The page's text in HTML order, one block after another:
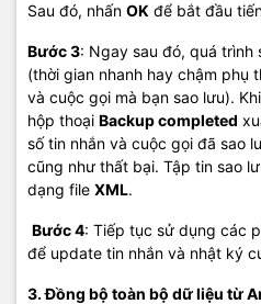
Sau đó, nhấn OK để bắt đầu
Bước 3: Ngay sau đó, quá trình
(thời gian nhanh hay chậm phụ
và cuộc gọi mà bạn sao lưu).
hộp thoại Backup completed
số tin nhắn và cuộc gọi đã sao
cũng như thất bại. Tập tin sao
dạng file XML.
Bước 4: Tiếp tục sử dụng các
để update tin nhắn và nhật ký
3. Đồng bộ toàn bộ dữ liệu từ